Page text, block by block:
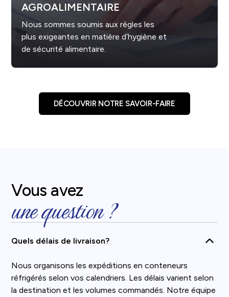
AGROALIMENTAIRE
Nous sommes soumis aux règles les
plus exigeantes en matière d’hygiène et
de sécurité alimentaire.
DÉCOUVRIR NOTRE SAVOIR-FAIRE
Vous avez
une question ?
Quels délais de livraison?
Nous organisons les expéditions en conteneurs
réfrigérés selon vos calendriers. Les délais varient selon
la destination et les volumes commandés. Notre équipe